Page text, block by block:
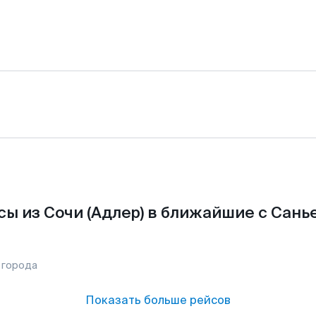
из Сочи (Адлер) в ближайшие с
Показать больше рейсов